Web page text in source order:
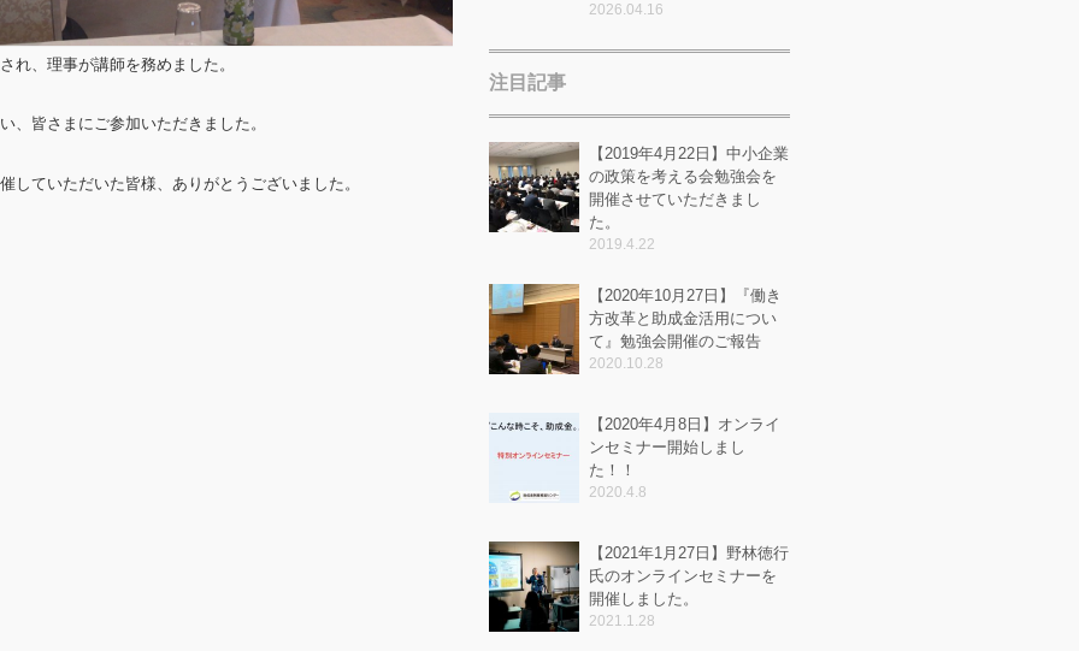
れ、理事が講師を務めました。
、皆さまにご参加いただきました。
していただいた皆様、ありがとうございました。
2026.04.16
注目記事
【2019年4月22日】中小企業
の政策を考える会勉強会を
開催させていただきまし
た。
2019.4.22
【2020年10月27日】『働き
方改革と助成金活用につい
て』勉強会開催のご報告
2020.10.28
【2020年4月8日】オンライ
ンセミナー開始しまし
た！！
2020.4.8
【2021年1月27日】野林徳行
氏のオンラインセミナーを
開催しました。
2021.1.28